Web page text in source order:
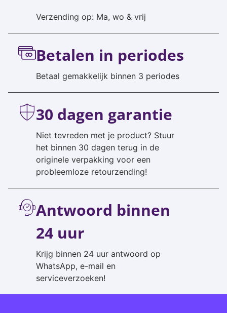
Verzending op: Ma, wo & vrij
Betalen in periodes
Betaal gemakkelijk binnen 3 periodes
30 dagen garantie
Niet tevreden met je product? Stuur
het binnen 30 dagen terug in de
originele verpakking voor een
probleemloze retourzending!
Antwoord binnen
24 uur
Krijg binnen 24 uur antwoord op
WhatsApp, e-mail en
serviceverzoeken!